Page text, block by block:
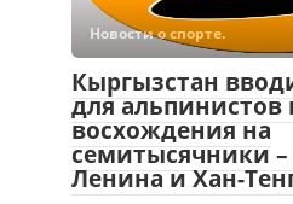
Новости о спорте.
Кыргызстан
для альпинистов
восхождения на
семитысячники
Ленина и Хан-